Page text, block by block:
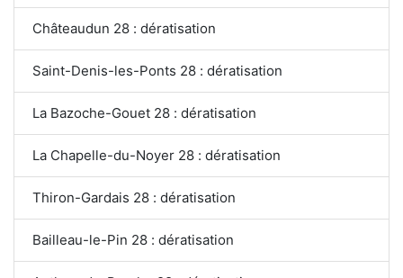
Châteaudun 28 : dératisation
Saint-Denis-les-Ponts 28 : dératisation
La Bazoche-Gouet 28 : dératisation
La Chapelle-du-Noyer 28 : dératisation
Thiron-Gardais 28 : dératisation
Bailleau-le-Pin 28 : dératisation